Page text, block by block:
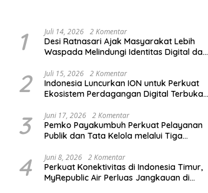
1 Juli 14, 2026 2 Komentar
Desi Ratnasari Ajak Masyarakat Lebih
Waspada Melindungi Identitas Digital dan
2 Juli 15, 2026 2 Komentar
Indonesia Luncurkan ION untuk Perkuat
Ekosistem Perdagangan Digital Terbuka
3 Juni 17, 2026 2 Komentar
Pemko Payakumbuh Perkuat Pelayanan
Publik dan Tata Kelola melalui Tiga
4 Juni 8, 2026 2 Komentar
Perkuat Konektivitas di Indonesia Timur,
MyRepublic Air Perluas Jangkauan di